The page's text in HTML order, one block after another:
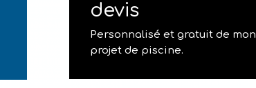
devis
Personnalisé et gratuit de mon
projet de piscine.